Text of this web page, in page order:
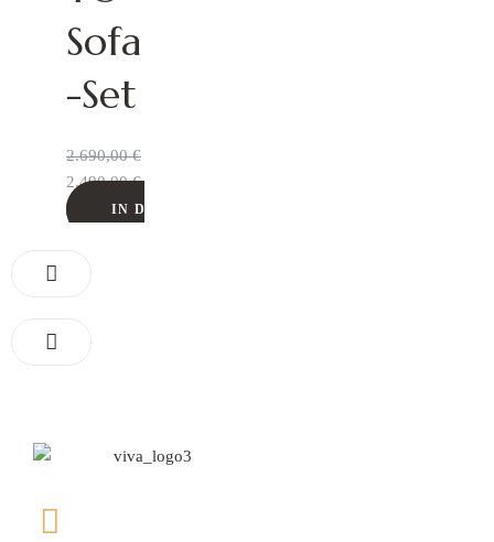
Sofa
-Set
2.690,00€
2.490,00€
IN DEN WARENKORB